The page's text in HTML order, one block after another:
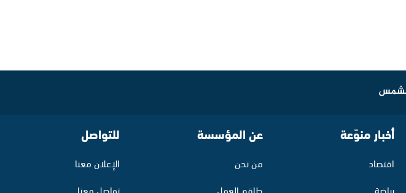
أخبار منوّعة
اقتصاد
عن المؤسسة
من نحن
للتواصل
الإعلان معنا